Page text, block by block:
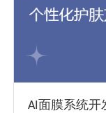
AI面膜系统开